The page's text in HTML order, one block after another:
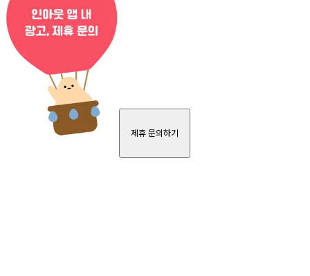
제휴 문의하기